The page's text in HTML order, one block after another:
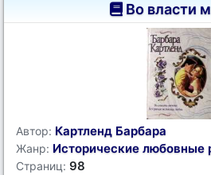
Во власти
Автор: Картленд Барбара
Жанр: Исторические любовные
Страниц: 98